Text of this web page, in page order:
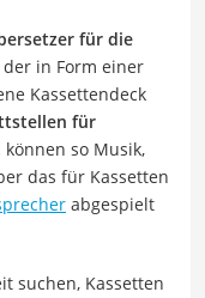
für die
der in Form einer
Kassettendeck
für
können so Musik,
das für Kassetten
abgespielt
suchen, Kassetten